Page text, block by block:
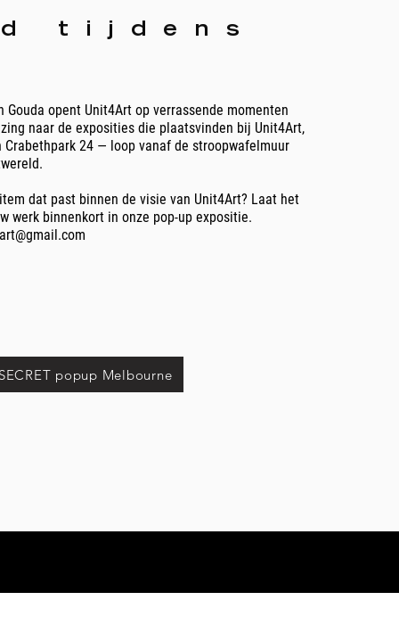
tijdens
opent Unit4Art op verrassende momenten
naar de exposities die plaatsvinden bij Unit4Art,
24 — loop vanaf de stroopwafelmuur
dat past binnen de visie van Unit4Art? Laat het
werk binnenkort in onze pop-up expositie.
popup Melbourne